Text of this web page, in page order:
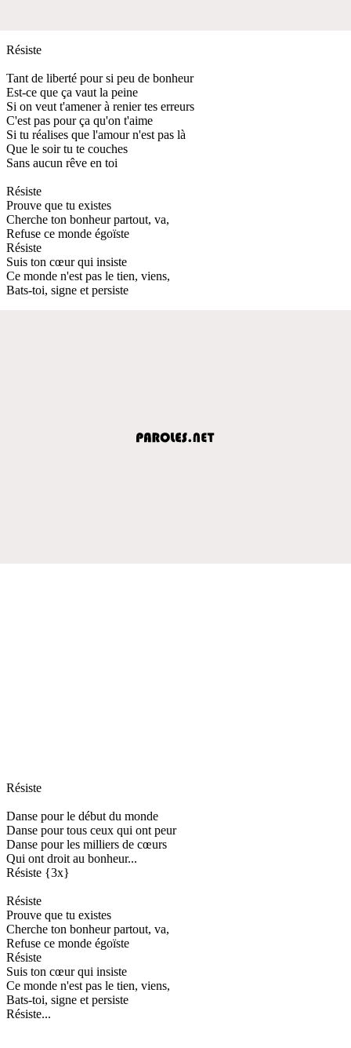
Résiste
Tant de liberté pour si peu de bonheur
Est-ce que ça vaut la peine
Si on veut t'amener à renier tes erreurs
C'est pas pour ça qu'on t'aime
Si tu réalises que l'amour n'est pas là
Que le soir tu te couches
Sans aucun rêve en toi
Résiste
Prouve que tu existes
Cherche ton bonheur partout, va,
Refuse ce monde égoïste
Résiste
Suis ton cœur qui insiste
Ce monde n'est pas le tien, viens,
Bats-toi, signe et persiste
Résiste
Danse pour le début du monde
Danse pour tous ceux qui ont peur
Danse pour les milliers de cœurs
Qui ont droit au bonheur...
Résiste {3x}
Résiste
Prouve que tu existes
Cherche ton bonheur partout, va,
Refuse ce monde égoïste
Résiste
Suis ton cœur qui insiste
Ce monde n'est pas le tien, viens,
Bats-toi, signe et persiste
Résiste...